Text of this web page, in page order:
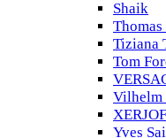
Shaik
Tiziana
Tom
Vilhelm
Yves